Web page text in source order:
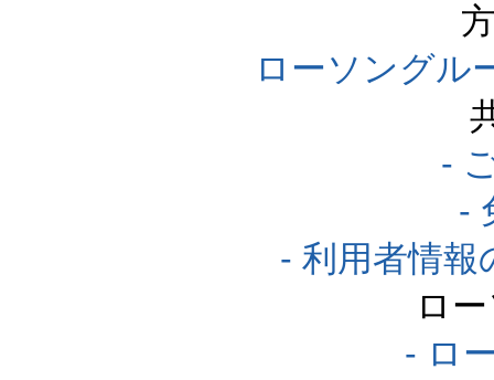
ローソングル
-
-
- 利用者情報
ロ
- ロ